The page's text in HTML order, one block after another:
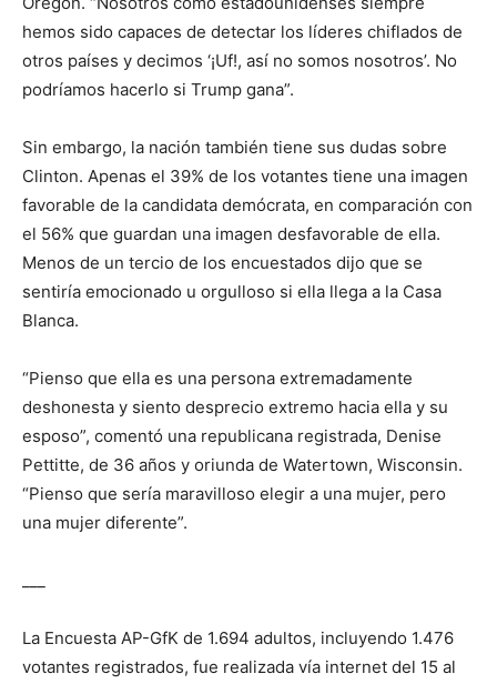
hemos sido capaces de detectar los líderes chiflados de
otros países y decimos ‘¡Uf!, así no somos nosotros’. No
podríamos hacerlo si Trump gana”.
Sin embargo, la nación también tiene sus dudas sobre
Clinton. Apenas el 39% de los votantes tiene una imagen
favorable de la candidata demócrata, en comparación con
el 56% que guardan una imagen desfavorable de ella.
Menos de un tercio de los encuestados dijo que se
sentiría emocionado u orgulloso si ella llega a la Casa
Blanca.
“Pienso que ella es una persona extremadamente
deshonesta y siento desprecio extremo hacia ella y su
esposo”, comentó una republicana registrada, Denise
Pettitte, de 36 años y oriunda de Watertown, Wisconsin.
“Pienso que sería maravilloso elegir a una mujer, pero
una mujer diferente”.
La Encuesta AP-GfK de 1.694 adultos, incluyendo 1.476
votantes registrados, fue realizada vía internet del 15 al